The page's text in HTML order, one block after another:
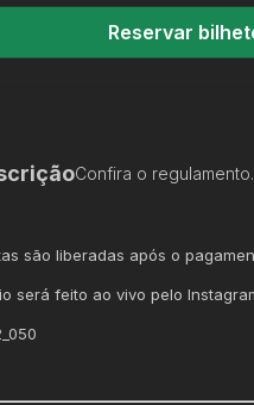
Reservar
Confira o regulamento.
são liberadas após o
será feito ao vivo pelo